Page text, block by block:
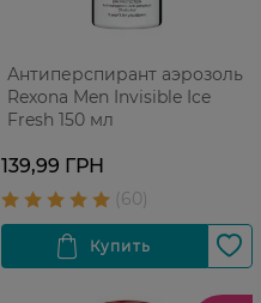
Антиперспирант аэрозоль
Rexona Men Invisible Ice
Fresh 150 мл
139,99 ГРН